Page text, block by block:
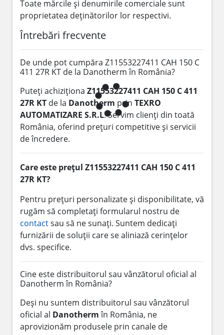
Toate mărcile și denumirile comerciale sunt
proprietatea deținătorilor lor respectivi.
Întrebări frecvente
De unde pot cumpăra Z11553227411 CAH 150 C
411 27R KT de la Danotherm în România?
Puteți achiziționa Z11553227411 CAH 150 C 411
27R KT de la Danotherm prin TEXRO
AUTOMATIZARE S.R.L. Servim clienți din toată
România, oferind prețuri competitive și servicii
de încredere.
Care este prețul Z11553227411 CAH 150 C 411
27R KT?
Pentru prețuri personalizate și disponibilitate, vă
rugăm să completați formularul nostru de
contactsau să ne sunați. Suntem dedicați
furnizării de soluții care se aliniază cerințelor
dvs. specifice.
Cine este distribuitorul sau vânzătorul oficial al
Danotherm în România?
Deși nu suntem distribuitorul sau vânzătorul
oficial al Danothermîn România, ne
aprovizionăm produsele prin canale de